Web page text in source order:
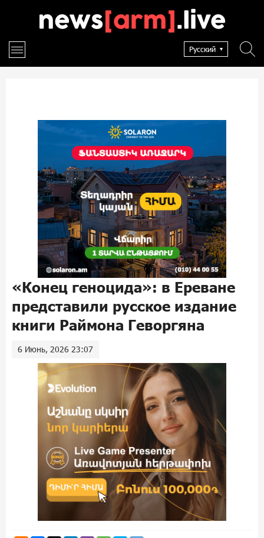
Русский
«Конец геноцида»: в Ереване
представили русское издание
книги Раймона Геворгяна
6 Июнь, 2026 23:07